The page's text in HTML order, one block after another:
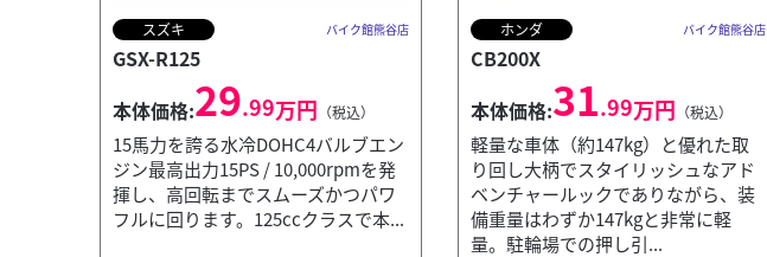
スズキ バイク館熊谷店
GSX-R125
本体価格:29.99万円 （税込）
15馬力を誇る水冷DOHC4バルブエン
ジン最高出力15PS / 10,000rpmを発
揮し、高回転までスムーズかつパワ
フルに回ります。125ccクラスで本...
ホンダ バイク館熊谷店
CB200X
本体価格:31.99万円 （税込）
軽量な車体（約147kg）と優れた取
り回し大柄でスタイリッシュなアド
ベンチャールックでありながら、装
備重量はわずか147kgと非常に軽
量。駐輪場での押し引...